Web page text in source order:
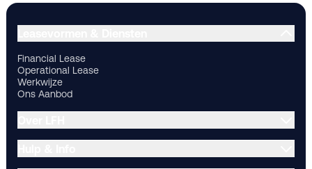
Financial Lease
Operational Lease
Werkwijze
Ons Aanbod